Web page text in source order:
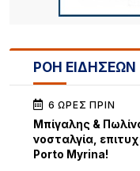
ΡΟΗ ΕΙΔΗΣΕΩΝ
6 ΏΡΕΣ ΠΡΙΝ
Μπίγαλης &
νοσταλγία,
Porto Myrina!